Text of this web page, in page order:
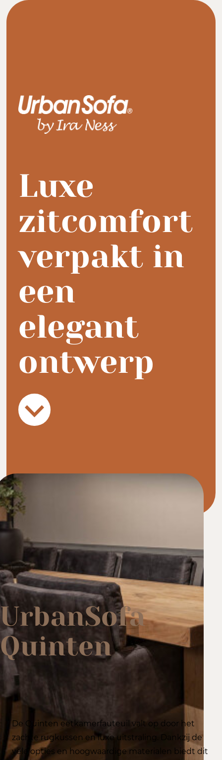
Luxe
zitcomfort
verpakt in
een
elegant
ontwerp
UrbanSofa
Quinten
De Quinten eetkamerfauteuil valt op door het
zachte rugkussen en luxe uitstraling. Dankzij de
vele opties en hoogwaardige materialen biedt dit